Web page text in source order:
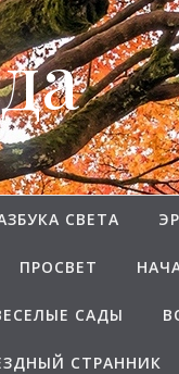
СВЕТА
ПРОСВЕТ
САДЫ
СТРАННИК